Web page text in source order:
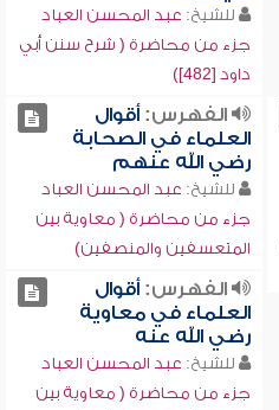
للشيخ: عبد المحسن العباد
جزء من محاضرة ( شرح سنن أبي
داود [482])
الفهرس:أقوال
العلماء في الصحابة
رضي الله عنهم
للشيخ: عبد المحسن العباد
جزء من محاضرة ( معاوية بين
المتعسفين والمنصفين)
الفهرس:أقوال
العلماء في معاوية
رضي الله عنه
للشيخ: عبد المحسن العباد
جزء من محاضرة ( معاوية بين